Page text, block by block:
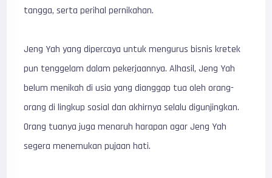
tangga, serta perihal pernikahan.
Jeng Yah yang dipercaya untuk mengurus bisnis kretek
pun tenggelam dalam pekerjaannya. Alhasil, Jeng Yah
belum menikah di usia yang dianggap tua oleh orang-
orang di lingkup sosial dan akhirnya selalu digunjingkan.
Orang tuanya juga menaruh harapan agar Jeng Yah
segera menemukan pujaan hati.